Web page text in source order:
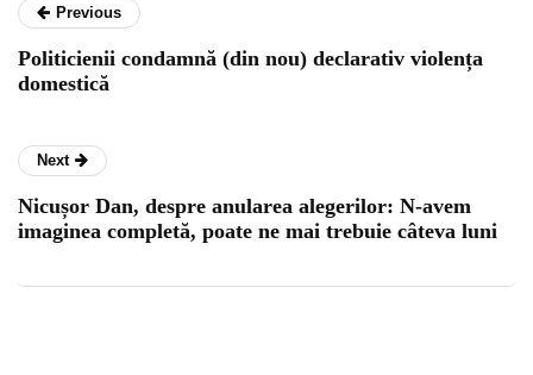
Previous
Politicienii condamnă (din nou) declarativ violența
domestică
Next
Nicușor Dan, despre anularea alegerilor: N-avem
imaginea completă, poate ne mai trebuie câteva luni